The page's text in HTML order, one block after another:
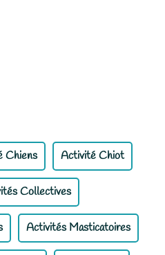
Chiens Activité Chiot
Collectives
Activités Masticatoires